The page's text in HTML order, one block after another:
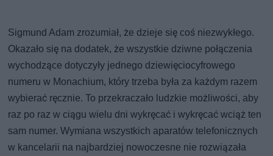
Sigmund Adam zrozumiał, że dzieje się coś niezwykłego.
Okazało się na dodatek, że wszystkie dziwne połączenia
wychodzące dotyczyły jednego dziewięciocyfrowego
numeru w Monachium, który trzeba była za każdym razem
wybierać ręcznie. To przekraczało ludzkie możliwości, aby
raz po raz w ciągu wielu dni wykręcać i wykręcać wciąż ten
sam numer. Wymiana wszystkich aparatów telefonicznych
w kancelarii na najbardziej nowoczesne nie rozwiązała